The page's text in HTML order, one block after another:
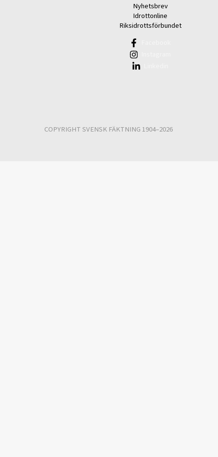
Nyhetsbrev
Idrottonline
Riksidrottsförbundet
COPYRIGHT SVENSK FÄKTNING 1904–2026